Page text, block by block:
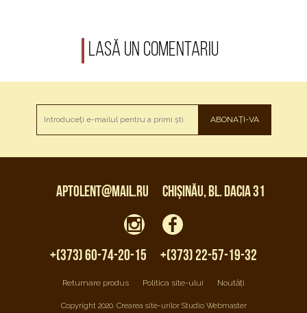
Lasă un comentariu
ABONAȚI-VA
aptolent@mail.ru Chișinău, bl. Dacia 31
+(373) 60-74-20-15 +(373) 22-57-19-32
Returnare produs Politica site-ului Noutăți
Copyright 2020. Crearea site-urilor Studio Webmaster